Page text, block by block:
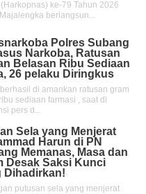
ke-79 Tahun 2026
berlangsun...
Polres Subang
Narkoba, Ratusan
Belasan Ribu Sediaan
26 pelaku Diringkus
di amankan ratusan gram
sediaan farmasi , saat di
pers d...
Sela yang Menjerat
Harun di PN
Memanas, Masa dan
Desak Saksi Kunci
Dihadirkan!
putusan sela yang menjerat